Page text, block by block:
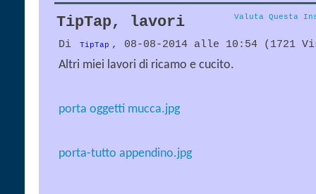
TipTap, lavori Valuta Questa
Di TipTap , 08-08-2014 alle 10:54 (1721
Altri miei lavori di ricamo e cucito.
porta oggetti mucca.jpg
porta-tutto appendino.jpg